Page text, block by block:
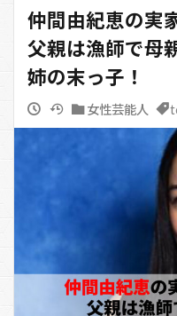
仲間由紀恵の実
父親は漁師で母
姉の末っ子！
女性芸能人